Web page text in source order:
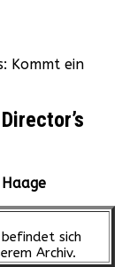
Kommt ein
sich
Archiv.